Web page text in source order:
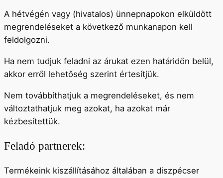
A hétvégén vagy (hivatalos) ünnepnapokon elküldött
megrendeléseket a következő munkanapon kell
feldolgozni.
Ha nem tudjuk feladni az árukat ezen határidőn belül,
akkor erről lehetőség szerint értesítjük.
Nem továbbíthatjuk a megrendeléseket, és nem
változtathatjuk meg azokat, ha azokat már
kézbesítettük.
Feladó partnerek:
Termékeink kiszállításához általában a diszpécser